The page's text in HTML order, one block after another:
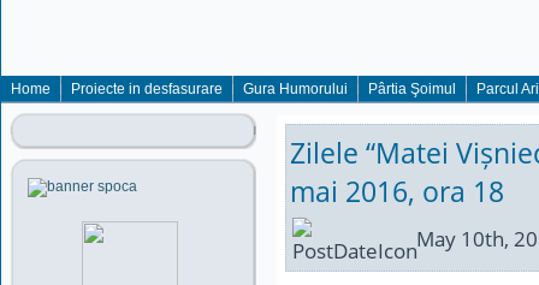
Home Proiecte in desfasurare Gura Humorului Pârtia Şoimul Parcul
Zilele “Matei
mai 2016, ora 18
May 10th,